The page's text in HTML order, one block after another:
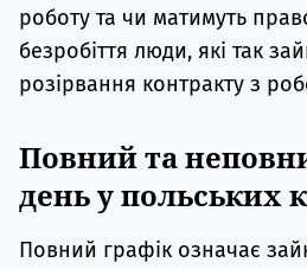
роботу та чи матимуть
безробіття люди, які так
розірвання контракту з
Повний та
день у польських
Повний графік означає